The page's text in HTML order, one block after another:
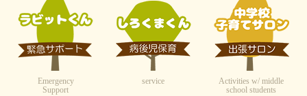
Emergency
Support
service
Activities w/ middle
school students